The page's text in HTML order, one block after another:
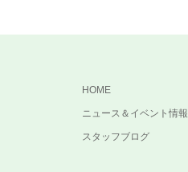
HOME
ニュース＆イベント情報
スタッフブログ